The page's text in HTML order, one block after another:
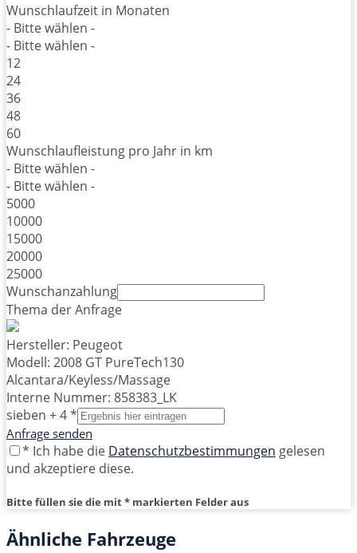
Wunschlaufzeit in Monaten
- Bitte wählen -
- Bitte wählen -
12
24
36
48
60
Wunschlaufleistung pro Jahr in km
- Bitte wählen -
- Bitte wählen -
5000
10000
15000
20000
25000
Wunschanzahlung
Thema der Anfrage
Hersteller: Peugeot
Modell: 2008 GT PureTech130
Alcantara/Keyless/Massage
Interne Nummer: 858383_LK
sieben + 4 *
Anfrage senden
* Ich habe die Datenschutzbestimmungen gelesen
und akzeptiere diese.
Bitte füllen sie die mit * markierten Felder aus
Ähnliche Fahrzeuge